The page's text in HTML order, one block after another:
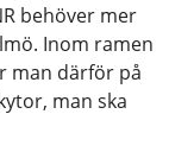
behöver mer
Inom ramen
man därför på
man ska